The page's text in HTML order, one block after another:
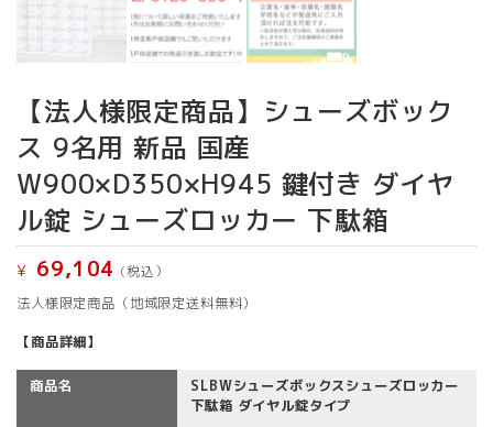
【法人様限定商品】シューズボック
ス 9名用 新品 国産
W900×D350×H945 鍵付き ダイヤ
ル錠 シューズロッカー 下駄箱
¥ 69,104 (税込）
法人様限定商品（地域限定送料無料）
【商品詳細】
商品名
SLBWシューズボックスシューズロッカー
下駄箱 ダイヤル錠タイプ